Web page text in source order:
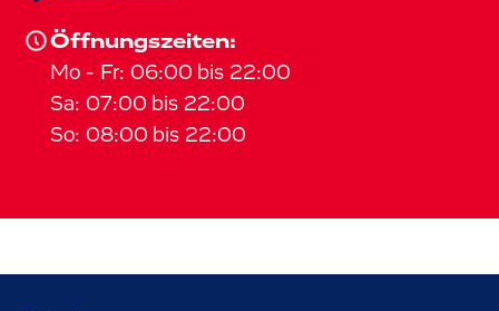
Öffnungszeiten:
Mo - Fr: 06:00 bis 22:00
Sa: 07:00 bis 22:00
So: 08:00 bis 22:00